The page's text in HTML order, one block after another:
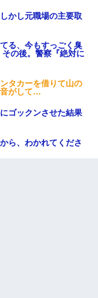
かし元職場の主要取
る、今もすっごく臭
の後。警察『絶対に
タカーを借りて山の
音がして…
ゴックンさせた結果
ら、わかれてくださ